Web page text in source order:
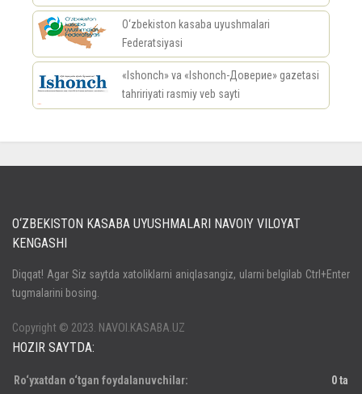
O‘zbekiston kasaba uyushmalari
Federatsiyasi
«Ishonch» va «Ishonch-Доверие» gazetasi
tahririyati rasmiy veb sayti
Паролни унутдингизми?
O‘ZBEKISTON KASABA UYUSHMALARI NAVOIY VILOYAT
KENGASHI
Diqqat! Agar Siz saytda xatoliklarni aniqlasangiz, ularni belgilab Ctrl+Enter
tugmalarini bosing.
Copyright © 2023. NAVOI.KASABA.UZ
HOZIR SAYTDA:
Ro‘yxatdan o‘tgan foydalanuvchilar:
0 ta